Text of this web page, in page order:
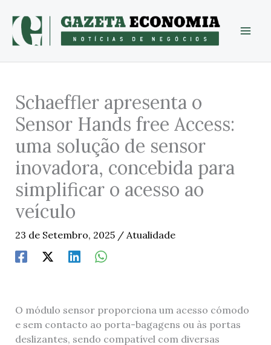
content
Schaeffler apresenta o
Sensor Hands free Access:
uma solução de sensor
inovadora, concebida para
simplificar o acesso ao
veículo
23 de Setembro, 2025 / Atualidade
O módulo sensor proporciona um acesso cómodo
e sem contacto ao porta-bagagens ou às portas
deslizantes, sendo compatível com diversas